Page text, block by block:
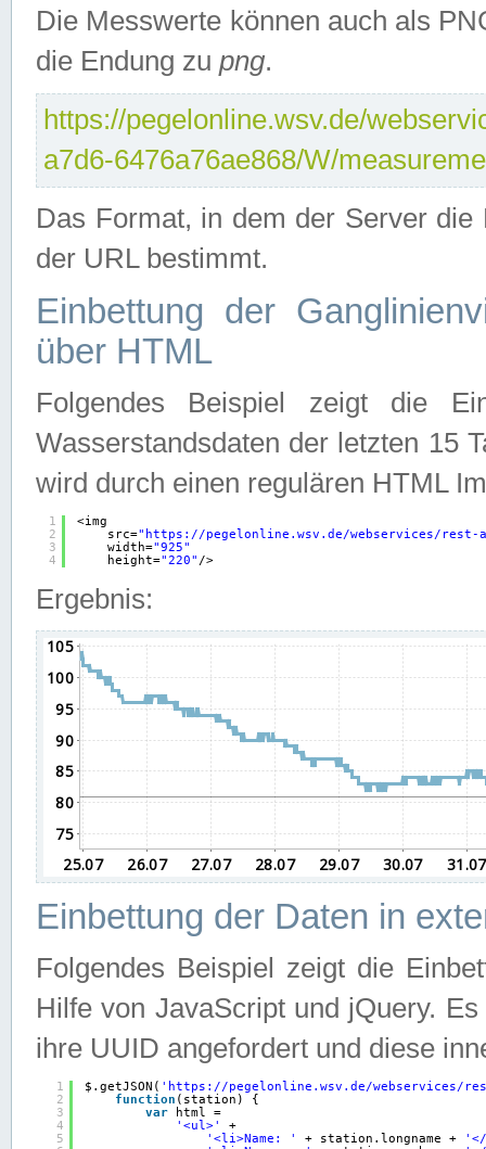
Die Messwerte können auch als
die Endung zu png.
https://pegelonline.wsv.de/
a7d6-6476a76ae868/W/
Das Format, in dem der Server
der URL bestimmt.
Einbettung der
über HTML
Folgendes Beispiel zeigt die
Wasserstandsdaten der letzten 15
wird durch einen regulären HTML
1
2
3
4
<img
src=" https://pegelonline.wsv.de/webservices/rest-
width="925"
height="220" />
Ergebnis:
Einbettung der Daten in
Folgendes Beispiel zeigt die
Hilfe von JavaScript und jQuery.
ihre UUID angefordert und diese
1
2
3
4
5
$.getJSON( ' https://pegelonline.wsv.de/webservices/
function (station) {
var
html =
'<ul>'
+
'<li>Name: '
+ station.longname +